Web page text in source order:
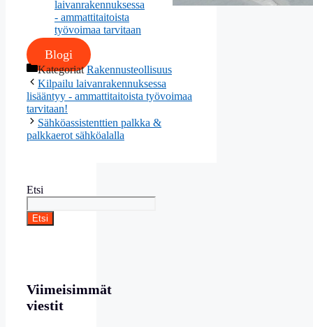
laivanrakennuksessa
- ammattitaitoista
työvoimaa tarvitaan
Blogi
KategoriatRakennusteollisuus
Kilpailu laivanrakennuksessa
lisääntyy - ammattitaitoista työvoimaa
tarvitaan!
Sähköassistenttien palkka &
palkkaerot sähköalalla
Etsi
Etsi
Viimeisimmät
viestit